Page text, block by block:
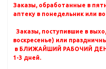
Заказы, обработанные в
аптеку в понедельник или
Заказы, поступившие в
воскресенье) или
в БЛИЖАЙШИЙ РАБОЧИЙ
1-3 дней.